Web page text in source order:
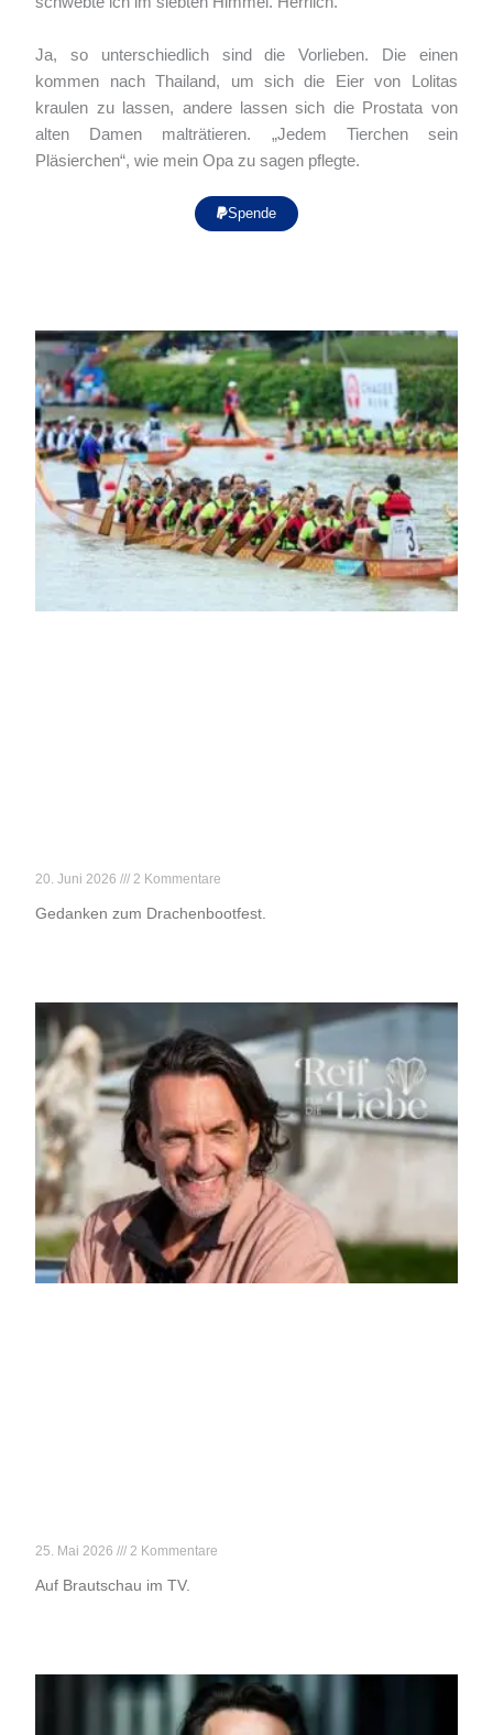
Ja, so unterschiedlich sind die Vorlieben. Die einen
kommen nach Thailand, um sich die Eier von Lolitas
kraulen zu lassen, andere lassen sich die Prostata von
alten Damen malträtieren. „Jedem Tierchen sein
Pläsierchen“, wie mein Opa zu sagen pflegte.
Spende
20. Juni 2026 2 Kommentare
Gedanken zum Drachenbootfest.
25. Mai 2026 2 Kommentare
Auf Brautschau im TV.